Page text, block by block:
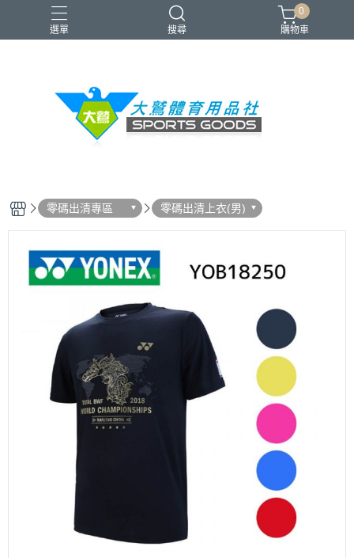
選單 搜尋
VICTOR YONEX 羽球拍 羽球鞋 零碼出清
0
購物車
零碼出清專區 零碼出清上衣(男)